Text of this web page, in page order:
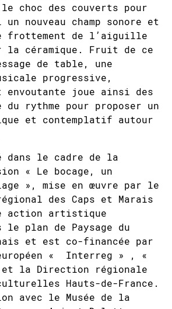
choc des couverts pour
nouveau champ sonore et
frottement de l’aiguille
la céramique. Fruit de ce
de table, une
progressive,
envoutante joue ainsi des
du rythme pour proposer un
et contemplatif autour
le cadre de la
« Le bocage, un
», mise en œuvre par le
des Caps et Marais
action artistique
plan de Paysage du
et est co-financée par
européen « Interreg » , «
et la Direction régionale
Hauts-de-France.
avec le Musée de la